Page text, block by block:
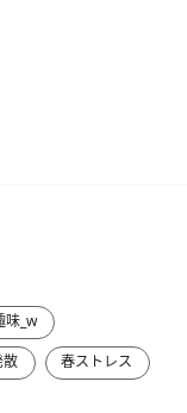
味_w
散
春ストレス